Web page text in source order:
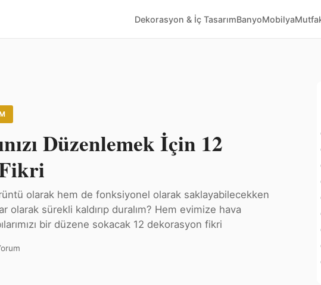
Dekorasyon & İç TasarımBanyoMobilya
Düzenlemek İçin 12
olarak hem de fonksiyonel olarak saklayabilecekken
olarak sürekli kaldırıp duralım? Hem evimize hava
bir düzene sokacak 12 dekorasyon fikri